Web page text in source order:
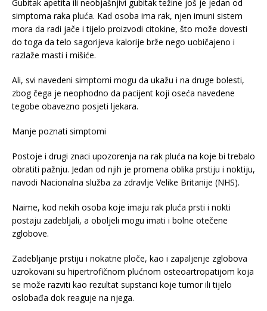
Gubitak apetita ili neobjašnjivi gubitak težine još je jedan od
simptoma raka pluća. Kad osoba ima rak, njen imuni sistem
mora da radi jače i tijelo proizvodi citokine, što može dovesti
do toga da telo sagorijeva kalorije brže nego uobičajeno i
razlaže masti i mišiće.
Ali, svi navedeni simptomi mogu da ukažu i na druge bolesti,
zbog čega je neophodno da pacijent koji oseća navedene
tegobe obavezno posjeti ljekara.
Manje poznati simptomi
Postoje i drugi znaci upozorenja na rak pluća na koje bi trebalo
obratiti pažnju. Jedan od njih je promena oblika prstiju i noktiju,
navodi Nacionalna služba za zdravlje Velike Britanije (NHS).
Naime, kod nekih osoba koje imaju rak pluća prsti i nokti
postaju zadebljali, a oboljeli mogu imati i bolne otečene
zglobove.
Zadebljanje prstiju i nokatne ploče, kao i zapaljenje zglobova
uzrokovani su hipertrofičnom plućnom osteoartropatijom koja
se može razviti kao rezultat supstanci koje tumor ili tijelo
oslobađa dok reaguje na njega.